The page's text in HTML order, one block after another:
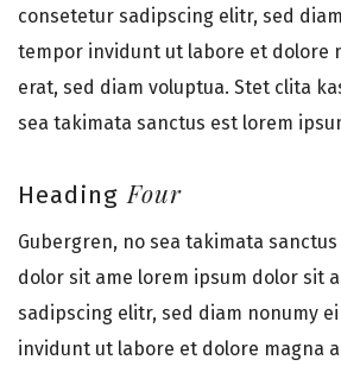
consetetur sadipscing elitr, sed
tempor invidunt ut labore et dolore
erat, sed diam voluptua. Stet clita
sea takimata sanctus est lorem
HeadingFour
Gubergren, no sea takimata
dolor sit ame lorem ipsum dolor sit
sadipscing elitr, sed diam nonumy
invidunt ut labore et dolore magna